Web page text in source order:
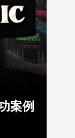
案例